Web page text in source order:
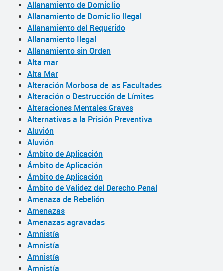
Allanamiento de Domicilio
Allanamiento de Domicilio Ilegal
Allanamiento del Requerido
Allanamiento Ilegal
Allanamiento sin Orden
Alta mar
Alta Mar
Alteración Morbosa de las Facultades
Alteración o Destrucción de Límites
Alteraciones Mentales Graves
Alternativas a la Prisión Preventiva
Aluvión
Aluvión
Ámbito de Aplicación
Ámbito de Aplicación
Ámbito de Aplicación
Ámbito de Validez del Derecho Penal
Amenaza de Rebelión
Amenazas
Amenazas agravadas
Amnistía
Amnistía
Amnistía
Amnistía